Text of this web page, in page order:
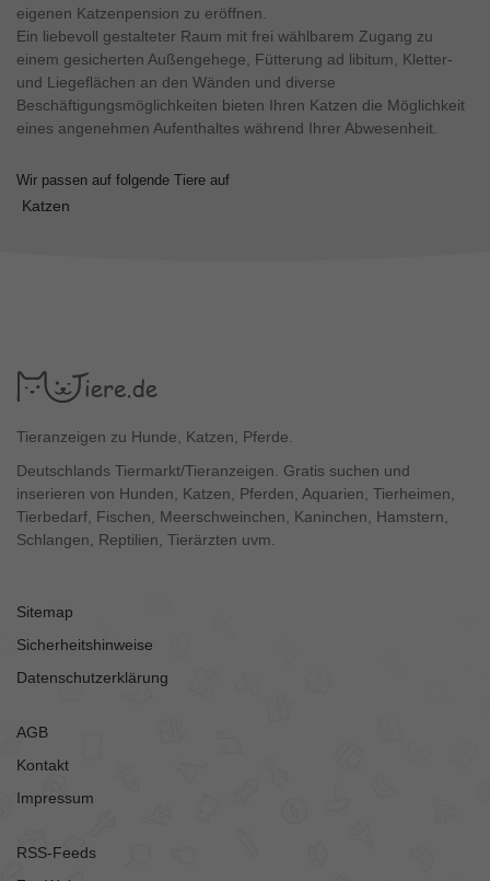
eigenen Katzenpension zu eröffnen.
Ein liebevoll gestalteter Raum mit frei wählbarem Zugang zu
einem gesicherten Außengehege, Fütterung ad libitum, Kletter-
und Liegeflächen an den Wänden und diverse
Beschäftigungsmöglichkeiten bieten Ihren Katzen die Möglichkeit
eines angenehmen Aufenthaltes während Ihrer Abwesenheit.
Wir passen auf folgende Tiere auf
Katzen
Tieranzeigen zu Hunde, Katzen, Pferde.
Deutschlands Tiermarkt/Tieranzeigen. Gratis suchen und
inserieren von Hunden, Katzen, Pferden, Aquarien, Tierheimen,
Tierbedarf, Fischen, Meerschweinchen, Kaninchen, Hamstern,
Schlangen, Reptilien, Tierärzten uvm.
Sitemap
Sicherheitshinweise
Datenschutzerklärung
AGB
Kontakt
Impressum
RSS-Feeds